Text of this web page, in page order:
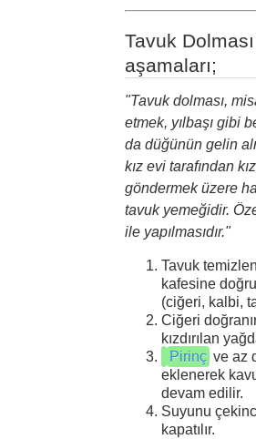
Tavuk
aşamaları;
"Tavuk dolması,
etmek, yılbaşı gibi
da düğünün gelin
kız evi tarafından
göndermek üzere
tavuk yemeğidir.
ile yapılmasıdır."
Tavuk
kafesine doğru
(ciğeri, kalbi,
Ciğeri
kızdırılan
Pirinç ve az
eklenerek
devam edilir.
Suyunu
kapatılır.